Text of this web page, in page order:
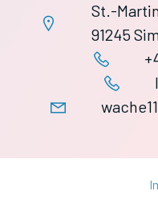
St.-
91245